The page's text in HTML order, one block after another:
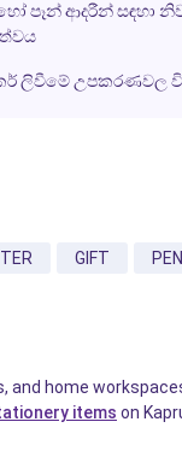
පෑන් ආදරීන් සඳහා
ලිවීමේ උපකරණවල
GIFT PEN
home
items on